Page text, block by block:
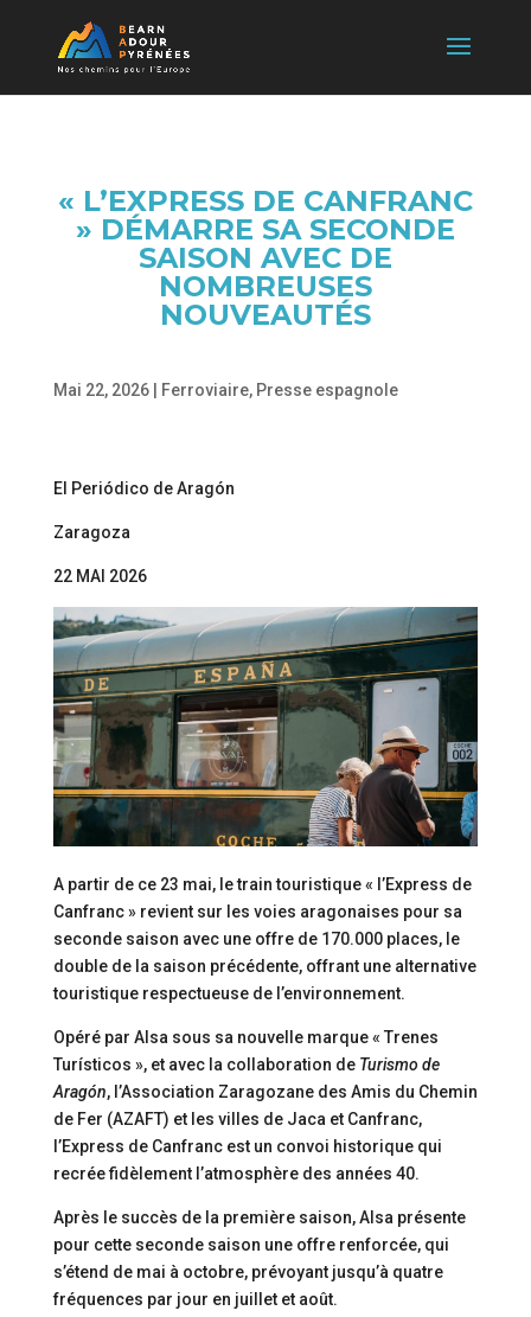
« L’EXPRESS DE CANFRANC
» DÉMARRE SA SECONDE
SAISON AVEC DE
NOMBREUSES
NOUVEAUTÉS
Mai 22, 2026| Ferroviaire, Presse espagnole
El Periódico de Aragón
Zaragoza
22 MAI 2026
A partir de ce 23 mai, le train touristique « l’Express de
Canfranc » revient sur les voies aragonaises pour sa
seconde saison avec une offre de 170.000 places, le
double de la saison précédente, offrant une alternative
touristique respectueuse de l’environnement.
Opéré par Alsa sous sa nouvelle marque « Trenes
Turísticos », et avec la collaboration de Turismo de
Aragón, l’Association Zaragozane des Amis du Chemin
de Fer (AZAFT) et les villes de Jaca et Canfranc,
l’Express de Canfranc est un convoi historique qui
recrée fidèlement l’atmosphère des années 40.
Après le succès de la première saison, Alsa présente
pour cette seconde saison une offre renforcée, qui
s’étend de mai à octobre, prévoyant jusqu’à quatre
fréquences par jour en juillet et août.